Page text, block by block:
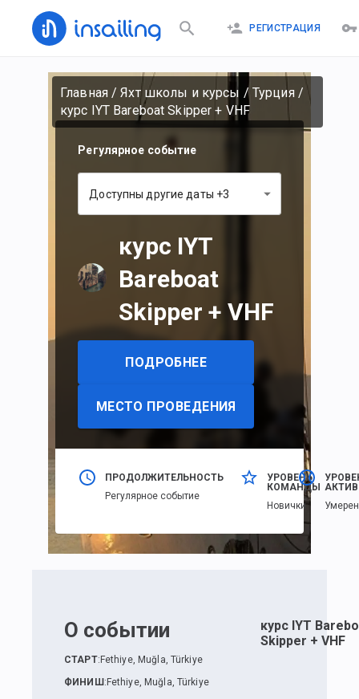
РЕГИСТРАЦИЯ
Главная/Яхт школы и курсы / Турция/
курс IYT Bareboat Skipper + VHF
Регулярное событие
Доступны другие даты +3
курс IYT
Bareboat
Skipper + VHF
ПОДРОБНЕЕ
МЕСТО ПРОВЕДЕНИЯ
ПРОДОЛЖИТЕЛЬНОСТЬ
Регулярное событие
УРОВЕНЬ
КОМАНДЫ
Новички
О событии
СТАРТ: Fethiye, Muğla, Türkiye
ФИНИШ : Fethiye, Muğla, Türkiye
курс IYT
Skipper + VHF